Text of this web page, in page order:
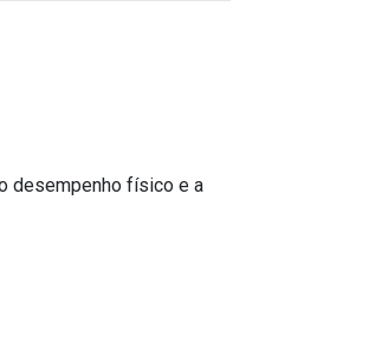
desempenho físico e a